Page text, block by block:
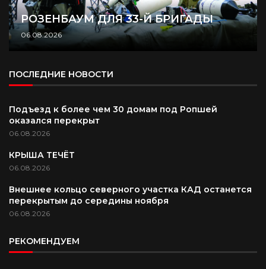
РОЗЕНБАУМ ДЛЯ 33-Й БРИГАДЫ
06.08.2026
ПОСЛЕДНИЕ НОВОСТИ
Подъезд к более чем 30 домам под Ропшей
оказался перекрыт
06.08.2026
КРЫША ТЕЧЁТ
06.08.2026
Внешнее кольцо северного участка КАД останется
перекрытым до середины ноября
06.08.2026
РЕКОМЕНДУЕМ